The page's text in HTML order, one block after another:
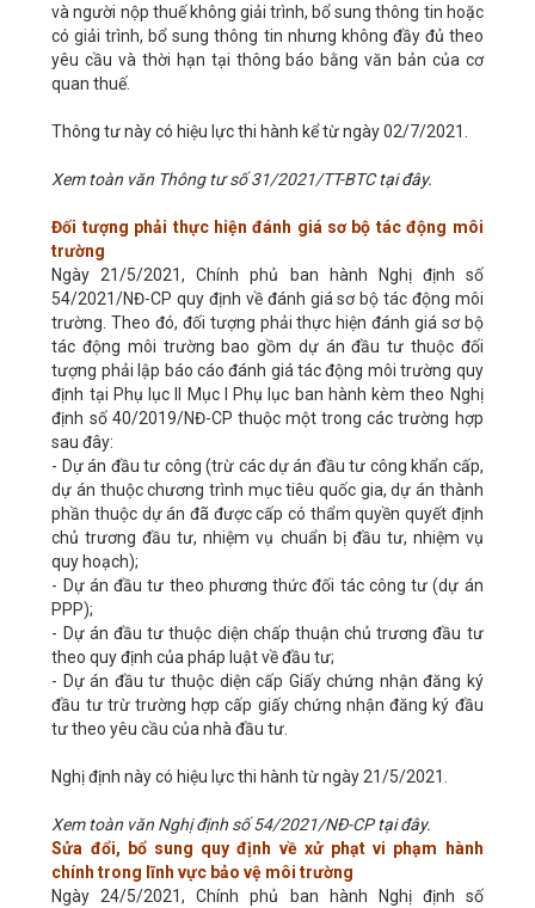
và người nộp thuế không giải trình, bổ sung thông tin hoặc
có giải trình, bổ sung thông tin nhưng không đầy đủ theo
yêu cầu và thời hạn tại thông báo bằng văn bản của cơ
quan thuế.
Thông tư này có hiệu lực thi hành kể từ ngày 02/7/2021.
Xem toàn văn Thông tư số 31/2021/TT-BTCtại đây.
Đối tượng phải thực hiện đánh giá sơ bộ tác động môi
trường
Ngày 21/5/2021, Chính phủ ban hành Nghị định số
54/2021/NĐ-CP quy định về đánh giá sơ bộ tác động môi
trường. Theo đó, đối tượng phải thực hiện đánh giá sơ bộ
tác động môi trường bao gồm dự án đầu tư thuộc đối
tượng phải lập báo cáo đánh giá tác động môi trường quy
định tại Phụ lục II Mục I Phụ lục ban hành kèm theo Nghị
định số 40/2019/NĐ-CP thuộc một trong các trường hợp
sau đây:
- Dự án đầu tư công (trừ các dự án đầu tư công khẩn cấp,
dự án thuộc chương trình mục tiêu quốc gia, dự án thành
phần thuộc dự án đã được cấp có thẩm quyền quyết định
chủ trương đầu tư, nhiệm vụ chuẩn bị đầu tư, nhiệm vụ
quy hoạch);
- Dự án đầu tư theo phương thức đối tác công tư (dự án
PPP);
- Dự án đầu tư thuộc diện chấp thuận chủ trương đầu tư
theo quy định của pháp luật về đầu tư;
- Dự án đầu tư thuộc diện cấp Giấy chứng nhận đăng ký
đầu tư trừ trường hợp cấp giấy chứng nhận đăng ký đầu
tư theo yêu cầu của nhà đầu tư.
Nghị định này có hiệu lực thi hành từ ngày 21/5/2021.
Xem toàn văn Nghị định số 54/2021/NĐ-CPtại đây.
Sửa đổi, bổ sung quy định về xử phạt vi phạm hành
chính trong lĩnh vực bảo vệ môi trường
Ngày 24/5/2021, Chính phủ ban hành Nghị định số